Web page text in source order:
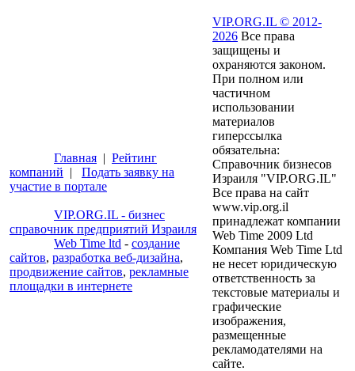
Главная | Рейтинг
компаний | Подать заявку на
участие в портале
VIP.ORG.IL - бизнес
справочник предприятий Израиля
Web Time ltd - создание
сайтов, разработка веб-дизайна,
продвижение сайтов, рекламные
площадки в интернете
VIP.ORG.IL © 2012-
2026 Все права
защищены и
охраняются законом.
При полном или
частичном
использовании
материалов
гиперссылка
обязательна:
Справочник бизнесов
Израиля "VIP.ORG.IL"
Все права на сайт
www.vip.org.il
принадлежат компании
Web Time 2009 Ltd
Компания Web Time Ltd
не несет юридическую
ответственность за
текстовые материалы и
графические
изображения,
размещенные
рекламодателями на
сайте.